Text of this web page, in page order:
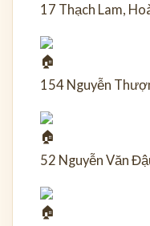
17 Thạch Lam,
154 Nguyễn
52 Nguyễn Văn